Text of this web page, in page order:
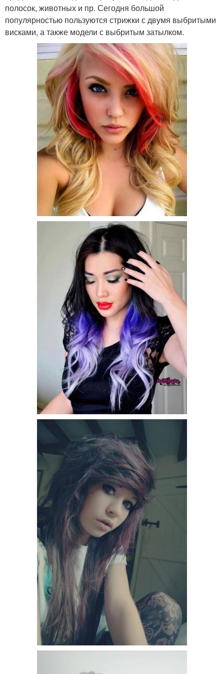
полосок, животных и пр. Сегодня большой
популярностью пользуются стрижки с двумя выбритыми
висками, а также модели с выбритым затылком.